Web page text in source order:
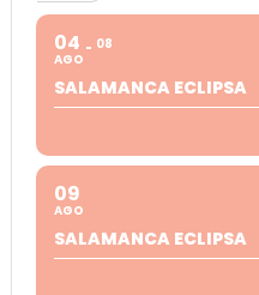
04
AGO
08
SALAMANCA ECLIPSA
09
AGO
SALAMANCA ECLIPSA